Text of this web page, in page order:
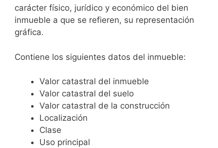
carácter físico, jurídico y económico del bien
inmueble a que se refieren, su representación
gráfica.
Contiene los siguientes datos del inmueble:
Valor catastral del inmueble
Valor catastral del suelo
Valor catastral de la construcción
Localización
Clase
Uso principal